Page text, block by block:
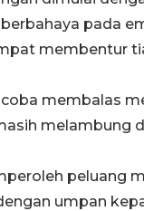
pada
membentur
membalas
melambung
peluang
umpan